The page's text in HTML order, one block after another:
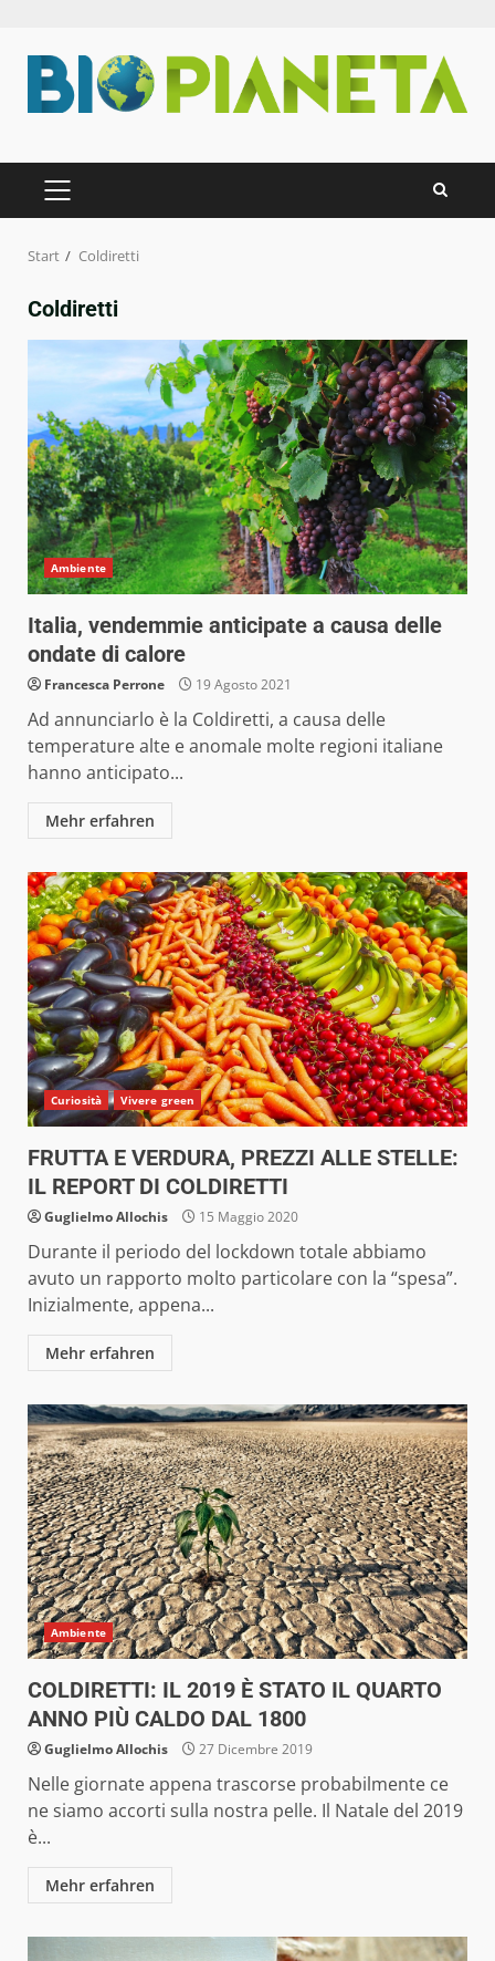
Inhalt
springen
PRIMÄRES
MENÜ
Start Coldiretti
Coldiretti
Ambiente
Italia, vendemmie anticipate a causa delle
ondate di calore
Francesca Perrone 19 Agosto 2021
Ad annunciarlo è la Coldiretti, a causa delle
temperature alte e anomale molte regioni italiane
hanno anticipato...
Mehr erfahren
Curiosità Vivere green
FRUTTA E VERDURA, PREZZI ALLE STELLE:
IL REPORT DI COLDIRETTI
Guglielmo Allochis 15 Maggio 2020
Durante il periodo del lockdown totale abbiamo
avuto un rapporto molto particolare con la “spesa”.
Inizialmente, appena...
Mehr erfahren
Ambiente
COLDIRETTI: IL 2019 È STATO IL QUARTO
ANNO PIÙ CALDO DAL 1800
Guglielmo Allochis 27 Dicembre 2019
Nelle giornate appena trascorse probabilmente ce
ne siamo accorti sulla nostra pelle. Il Natale del 2019
è...
Mehr erfahren